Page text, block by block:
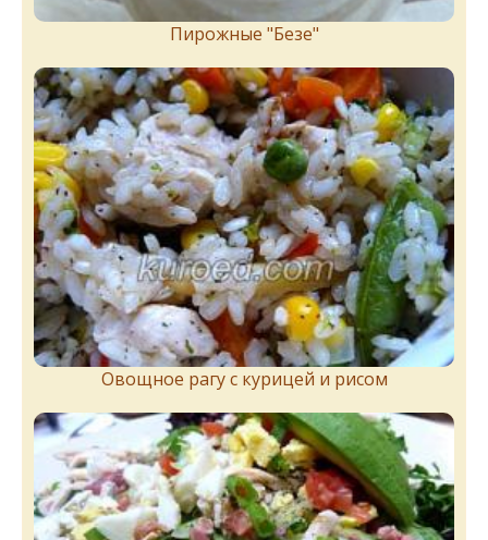
Пирожныe "Бeзe"
Овощное рагу с курицей и рисом